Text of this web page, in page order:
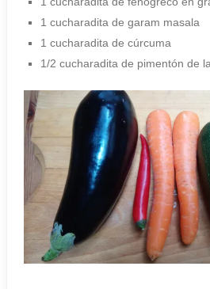
1 cucharadita de garam masala
1 cucharadita de cúrcuma
1/2 cucharadita de pimentón de